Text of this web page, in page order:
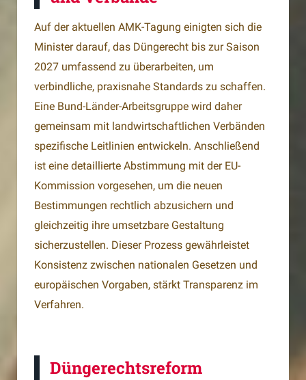
Auf der aktuellen AMK-Tagung einigten sich die
Minister darauf, das Düngerecht bis zur Saison
2027 umfassend zu überarbeiten, um
verbindliche, praxisnahe Standards zu schaffen.
Eine Bund-Länder-Arbeitsgruppe wird daher
gemeinsam mit landwirtschaftlichen Verbänden
spezifische Leitlinien entwickeln. Anschließend
ist eine detaillierte Abstimmung mit der EU-
Kommission vorgesehen, um die neuen
Bestimmungen rechtlich abzusichern und
gleichzeitig ihre umsetzbare Gestaltung
sicherzustellen. Dieser Prozess gewährleistet
Konsistenz zwischen nationalen Gesetzen und
europäischen Vorgaben, stärkt Transparenz im
Verfahren.
Düngerechtsreform